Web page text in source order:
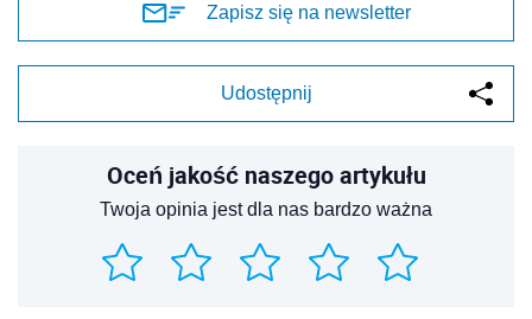
Zapisz się na newsletter
Udostępnij
Oceń jakość naszego artykułu
Twoja opinia jest dla nas bardzo ważna